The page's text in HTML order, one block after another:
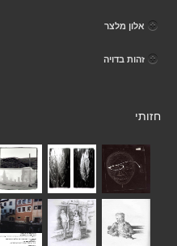
אלון מלצר
זהות בדויה
חזותי